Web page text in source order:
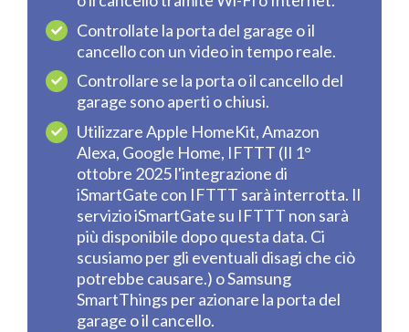
Controllate la porta del garage o il
cancello con un video in tempo reale.
Controllare se la porta o il cancello del
garage sono aperti o chiusi.
Utilizzare Apple HomeKit, Amazon
Alexa, Google Home, IFTTT (Il 1°
ottobre 2025 l'integrazione di
iSmartGate con IFTTT sarà interrotta. Il
servizio iSmartGate su IFTTT non sarà
più disponibile dopo questa data. Ci
scusiamo per gli eventuali disagi che ciò
potrebbe causare.) o Samsung
SmartThings per azionare la porta del
garage o il cancello.